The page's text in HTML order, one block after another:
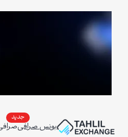
بونس صرافی